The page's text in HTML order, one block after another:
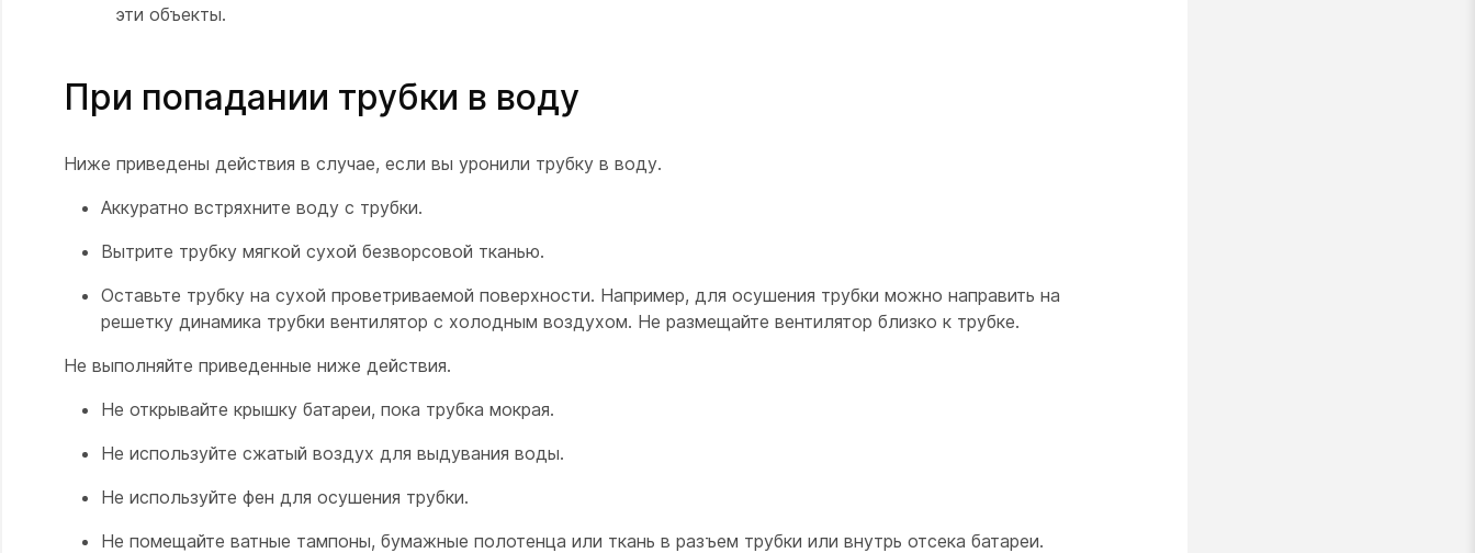
эти объекты.
При попадании трубки в воду
Ниже приведены действия в случае, если вы уронили трубку в воду.
Аккуратно встряхните воду с трубки.
Вытрите трубку мягкой сухой безворсовой тканью.
Оставьте трубку на сухой проветриваемой поверхности. Например, для осушения трубки можно направить на
решетку динамика трубки вентилятор с холодным воздухом. Не размещайте вентилятор близко к трубке.
Не выполняйте приведенные ниже действия.
Не открывайте крышку батареи, пока трубка мокрая.
Не используйте сжатый воздух для выдувания воды.
Не используйте фен для осушения трубки.
Не помещайте ватные тампоны, бумажные полотенца или ткань в разъем трубки или внутрь отсека батареи.